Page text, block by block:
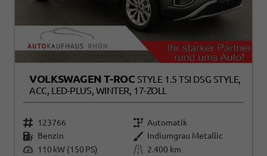
VOLKSWAGEN T-ROC STYLE 1.5 TSI DSG STYLE,
ACC, LED-PLUS, WINTER, 17-ZOLL
123766
Automatik
Benzin
Indiumgrau Metallic
110 kW (150 PS)
2.400 km